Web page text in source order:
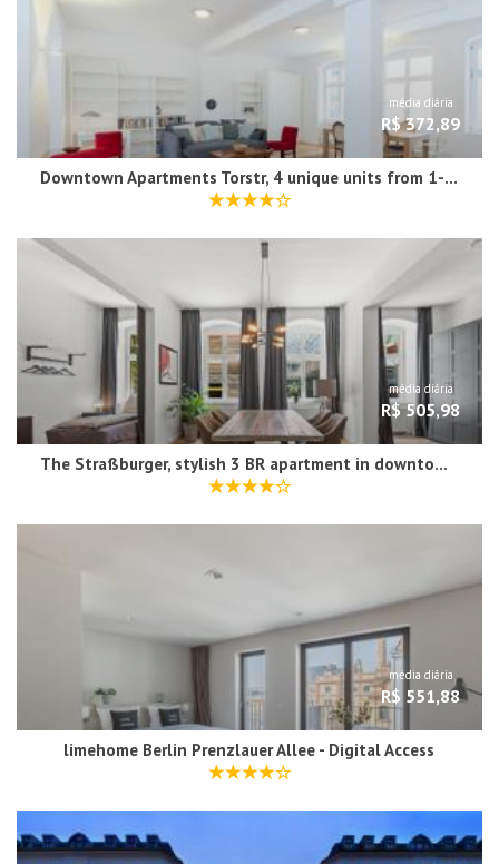
média diária
R$ 372,89
Downtown Apartments Torstr, 4 unique units from 1-3 bedrooms
média diária
R$ 505,98
The Straßburger, stylish 3 BR apartment in downtown Berlin
média diária
R$ 551,88
limehome Berlin Prenzlauer Allee - Digital Access